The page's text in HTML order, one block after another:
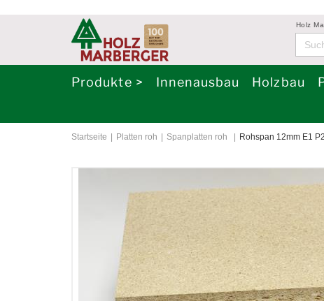
Holz
Produkte > Innenausbau Holzbau
Startseite Platten roh Spanplatten roh Rohspan 12mm E1 P2